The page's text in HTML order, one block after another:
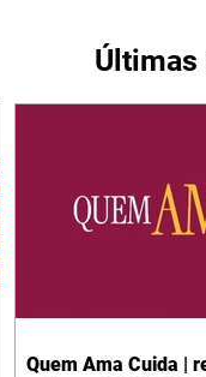
Quem Ama Cuida |